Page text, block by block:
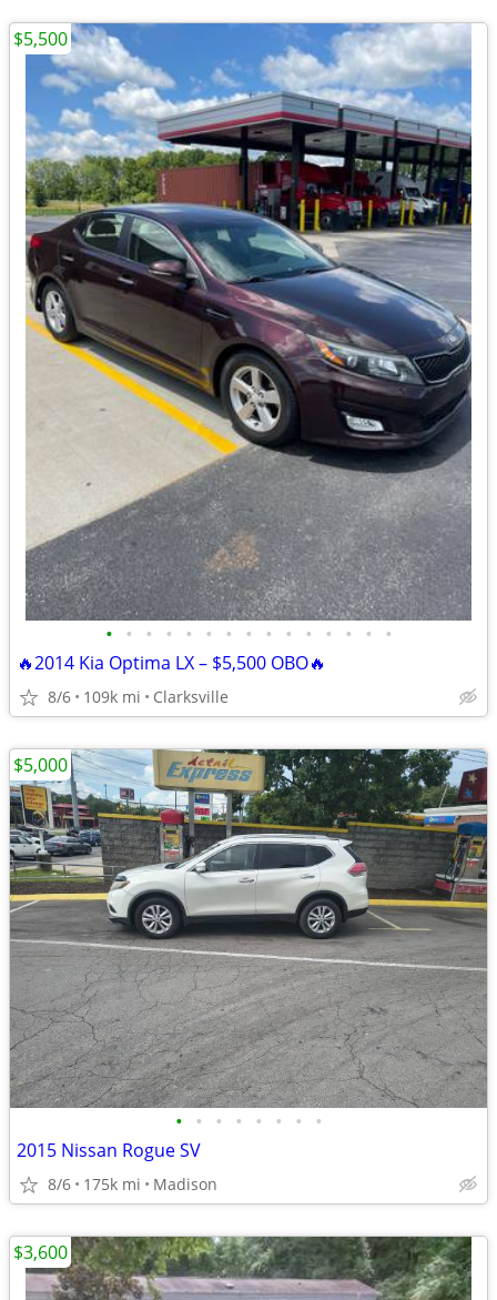
• • • • • • • • • • • • • • •
🔥2014 Kia Optima LX – $5,500 OBO🔥
8/6 109k mi Clarksville
$5,500
• • • • • • • •
2015 Nissan Rogue SV
8/6 175k mi Madison
$5,000
$3,600